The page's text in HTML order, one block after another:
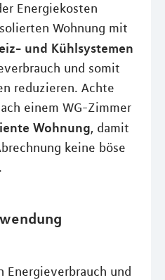
Energiekosten
Wohnung mit
und Kühlsystemen
und somit
reduzieren. Achte
einem WG-Zimmer
Wohnung, damit
keine böse
Energieverbrauch und